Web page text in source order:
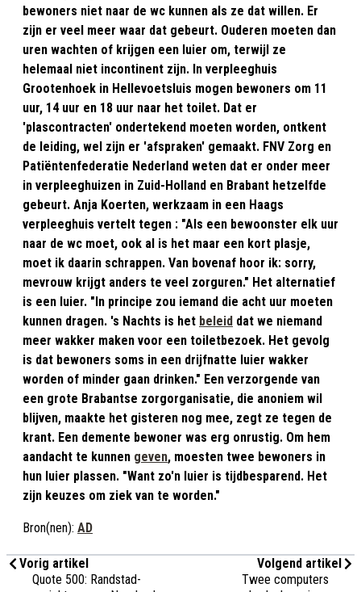
bewoners niet naar de wc kunnen als ze dat willen. Er
zijn er veel meer waar dat gebeurt. Ouderen moeten dan
uren wachten of krijgen een luier om, terwijl ze
helemaal niet incontinent zijn. In verpleeghuis
Grootenhoek in Hellevoetsluis mogen bewoners om 11
uur, 14 uur en 18 uur naar het toilet. Dat er
'plascontracten' ondertekend moeten worden, ontkent
de leiding, wel zijn er 'afspraken' gemaakt. FNV Zorg en
Patiëntenfederatie Nederland weten dat er onder meer
in verpleeghuizen in Zuid-Holland en Brabant hetzelfde
gebeurt. Anja Koerten, werkzaam in een Haags
verpleeghuis vertelt tegen : "Als een bewoonster elk uur
naar de wc moet, ook al is het maar een kort plasje,
moet ik daarin schrappen. Van bovenaf hoor ik: sorry,
mevrouw krijgt anders te veel zorguren." Het alternatief
is een luier. "In principe zou iemand die acht uur moeten
kunnen dragen. 's Nachts is het beleid dat we niemand
meer wakker maken voor een toiletbezoek. Het gevolg
is dat bewoners soms in een drijfnatte luier wakker
worden of minder gaan drinken." Een verzorgende van
een grote Brabantse zorgorganisatie, die anoniem wil
blijven, maakte het gisteren nog mee, zegt ze tegen de
krant. Een demente bewoner was erg onrustig. Om hem
aandacht te kunnen geven, moesten twee bewoners in
hun luier plassen. "Want zo'n luier is tijdbesparend. Het
zijn keuzes om ziek van te worden."
Bron(nen): AD
Vorig artikel
Quote 500: Randstad-
Volgend artikel
Twee computers